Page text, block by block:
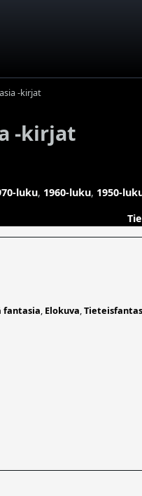
-kirjat
-kirjat
luku, 1960-luku, 1950-
fantasia, Elokuva,